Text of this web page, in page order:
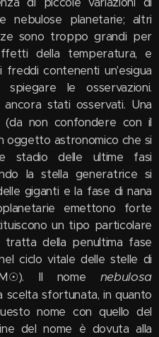
nebulose planetarie; altri
sono troppo grandi per
della temperatura, e
freddi contenenti un'esigua
le osservazioni.
stati osservati. Una
(da non confondere con il
oggetto astronomico che si
stadio delle ultime fasi
la stella generatrice si
giganti e la fase di nana
emettono forte
un tipo particolare
tratta della penultima fase
ciclo vitale delle stelle di
M☉). Il nome nebulosa
scelta sfortunata, in quanto
nome con quello del
del nome è dovuta alla